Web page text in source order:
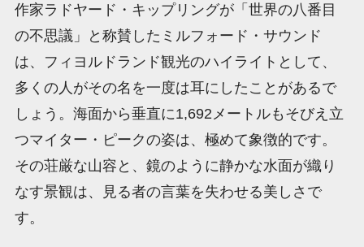
作家ラドヤード・キップリングが「世界の八番目
の不思議」と称賛したミルフォード・サウンド
は、フィヨルドランド観光のハイライトとして、
多くの人がその名を一度は耳にしたことがあるで
しょう。海面から垂直に1,692メートルもそびえ立
つマイター・ピークの姿は、極めて象徴的です。
その荘厳な山容と、鏡のように静かな水面が織り
なす景観は、見る者の言葉を失わせる美しさで
す。